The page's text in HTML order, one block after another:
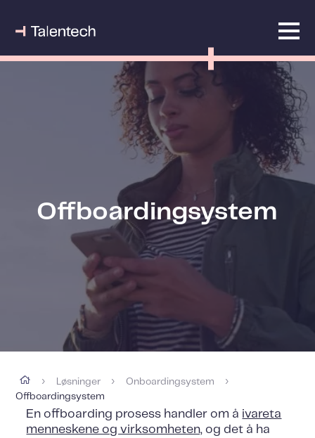
Offboardingsystem
› Løsninger › Onboardingsystem ›
Offboardingsystem
En offboarding prosess handler om å ivareta
menneskene og virksomheten, og det å ha